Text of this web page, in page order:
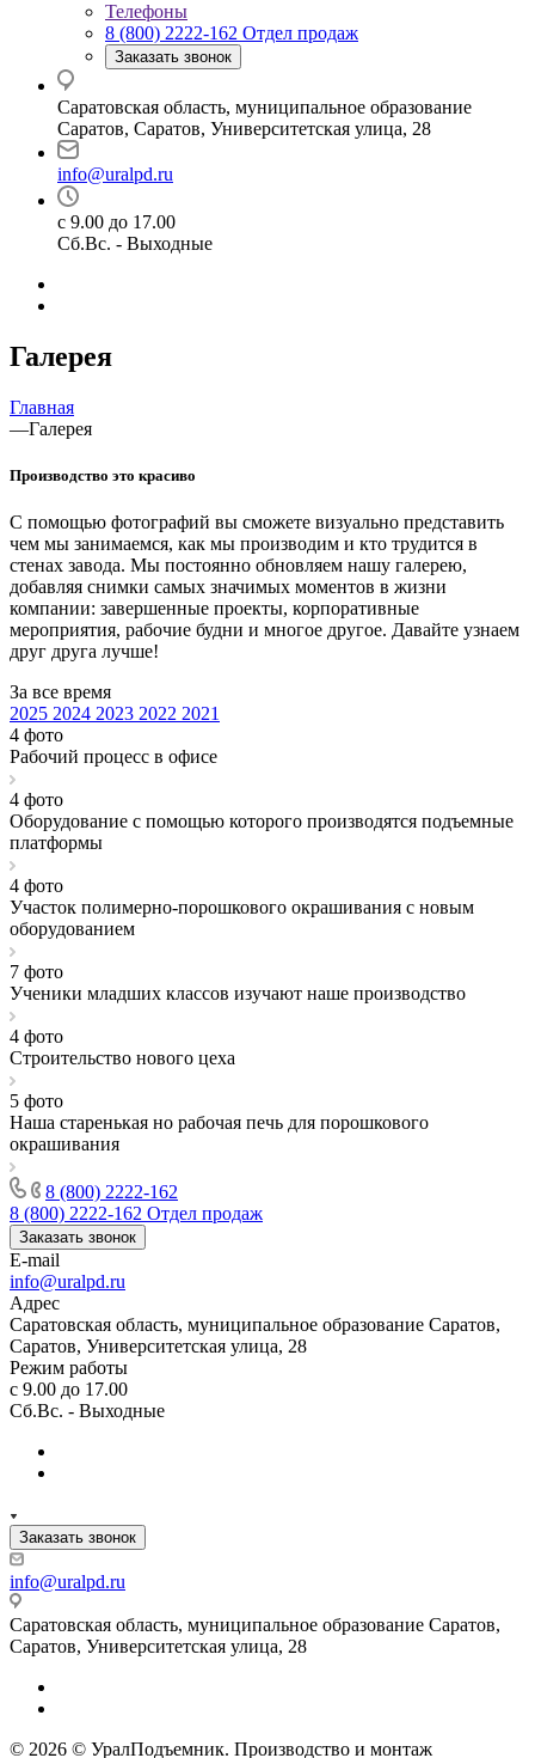
Телефоны
8 (800) 2222-162 Отдел продаж
Заказать звонок
Саратовская область, муниципальное образование
Саратов, Саратов, Университетская улица, 28
info@uralpd.ru
с 9.00 до 17.00
Сб.Вс. - Выходные
Галерея
Главная
—Галерея
Производство это красиво
С помощью фотографий вы сможете визуально представить
чем мы занимаемся, как мы производим и кто трудится в
стенах завода. Мы постоянно обновляем нашу галерею,
добавляя снимки самых значимых моментов в жизни
компании: завершенные проекты, корпоративные
мероприятия, рабочие будни и многое другое. Давайте узнаем
друг друга лучше!
За все время
2025 2024 2023 2022 2021
4 фото
Рабочий процесс в офисе
4 фото
Оборудование с помощью которого производятся подъемные
платформы
4 фото
Участок полимерно-порошкового окрашивания с новым
оборудованием
7 фото
Ученики младших классов изучают наше производство
4 фото
Строительство нового цеха
5 фото
Наша старенькая но рабочая печь для порошкового
окрашивания
8 (800) 2222-162
8 (800) 2222-162 Отдел продаж
Заказать звонок
E-mail
info@uralpd.ru
Адрес
Саратовская область, муниципальное образование Саратов,
Саратов, Университетская улица, 28
Режим работы
с 9.00 до 17.00
Сб.Вс. - Выходные
Заказать звонок
info@uralpd.ru
Саратовская область, муниципальное образование Саратов,
Саратов, Университетская улица, 28
© 2026 © УралПодъемник. Производство и монтаж